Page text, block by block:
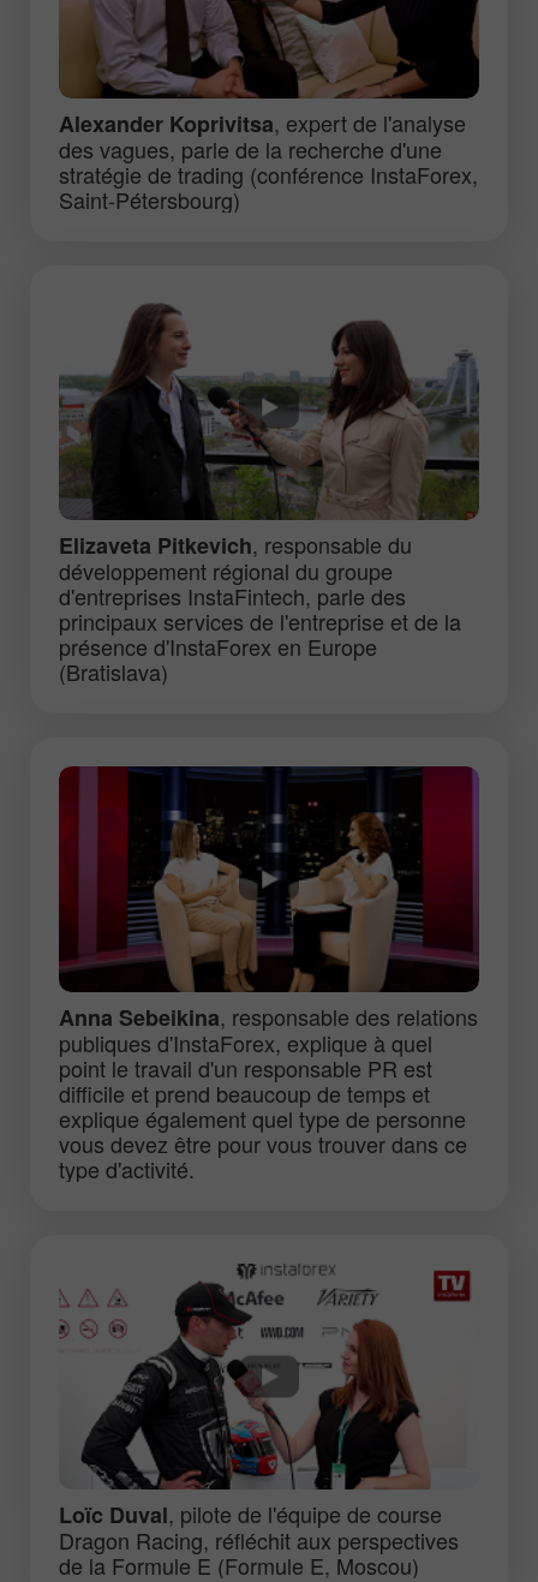
Alexander Koprivitsa, expert de l'analyse
des vagues, parle de la recherche d'une
stratégie de trading (conférence InstaForex,
Saint-Pétersbourg)
Elizaveta Pitkevich, responsable du
développement régional du groupe
d'entreprises InstaFintech, parle des
principaux services de l'entreprise et de la
présence d'InstaForex en Europe
(Bratislava)
Anna Sebeikina, responsable des relations
publiques d'InstaForex, explique à quel
point le travail d'un responsable PR est
difficile et prend beaucoup de temps et
explique également quel type de personne
vous devez être pour vous trouver dans ce
type d'activité.
Loïc Duval, pilote de l'équipe de course
Dragon Racing, réfléchit aux perspectives
de la Formule E (Formule E, Moscou)